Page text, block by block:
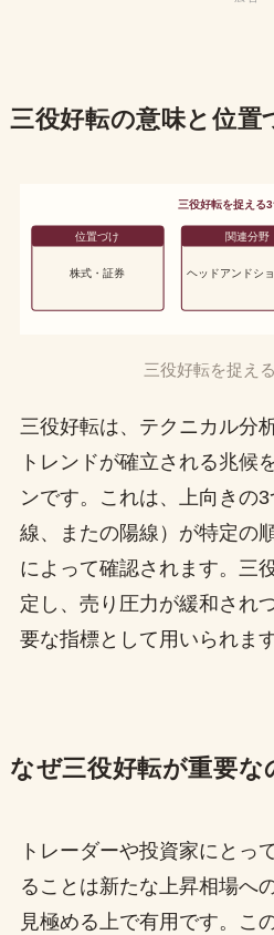
三役好転の意味と位置
三役好転を捉える
位置づけ
株式・証券
関連分野
ヘッドアンドシ
三役好転を捉え
三役好転は、テクニカル分
トレンドが確立される兆候
ンです。これは、上向きの
線、またの陽線）が特定の
によって確認されます。三
定し、売り圧力が緩和され
要な指標として用いられます
なぜ三役好転が重要な
トレーダーや投資家にとっ
ることは新たな上昇相場へ
見極める上で有用です。こ